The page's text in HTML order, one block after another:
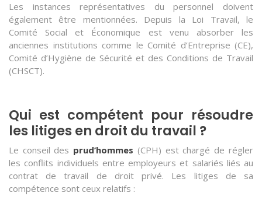
Les instances représentatives du personnel doivent
également être mentionnées. Depuis la Loi Travail, le
Comité Social et Économique est venu absorber les
anciennes institutions comme le Comité d’Entreprise (CE),
Comité d’Hygiène de Sécurité et des Conditions de Travail
(CHSCT).
Qui est compétent pour résoudre
les litiges en droit du travail ?
Le conseil des prud’hommes (CPH) est chargé de régler
les conflits individuels entre employeurs et salariés liés au
contrat de travail de droit privé. Les litiges de sa
compétence sont ceux relatifs :